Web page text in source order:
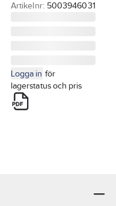
Artikelnr: 5003946031
Logga in för
lagerstatus och pris